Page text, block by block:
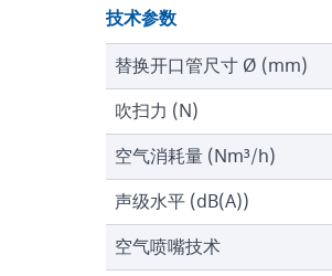
技术参数
替换开口管尺寸 Ø (mm)
吹扫力 (N)
空气消耗量 (Nm³/h)
声级水平 (dB(A))
空气喷嘴技术